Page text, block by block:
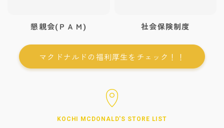
懇親会(ＰＡＭ) 社会保険制度
マクドナルドの福利厚生をチェック！！
KOCHI MCDONALD'S STORE LIST